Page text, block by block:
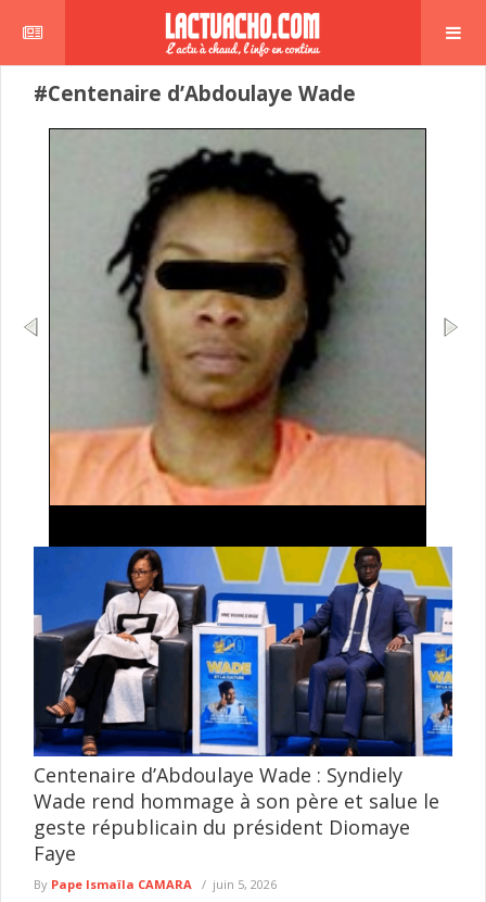
#Centenaire d’Abdoulaye Wade
L’Antenne régionale de Kédougou de la Division nationale de
lutte contre le trafic de migrants et pratiques assimilées (DNLT)
lire plus
Centenaire d’Abdoulaye Wade : Syndiely
Wade rend hommage à son père et salue le
geste républicain du président Diomaye
Faye
By Pape Ismaïla CAMARA juin 5, 2026